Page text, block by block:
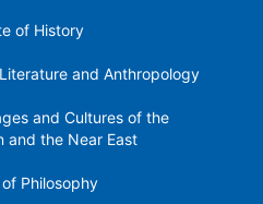
of History
and Anthropology
​​and Cultures of the
and the Near East
Philosophy